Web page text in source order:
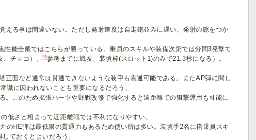
る事は間違いない。ただし発射速度は自走砲並みに遅い。発射の隙をつか
性能全般ではこちらが勝っている。乗員のスキルや装備次第では分間3発撃て
、チョコ）。*2参考までに戦友、装填棒(スロット1)のみで21.3秒になる）。
正面など通常は貫通できないような装甲も貫通可能である。またAP弾に関し
に囚われないことも重要になるだろう。
このため拡張パーツや野戦改修で強化すると遠距離での狙撃運用も可能に
低さと相まって近距離戦では不利になりやすい。
HE弾は最低限の貫通力もあるため使い所は多い。装填手2名に搭乗員スキ
ておくとよいだろう。